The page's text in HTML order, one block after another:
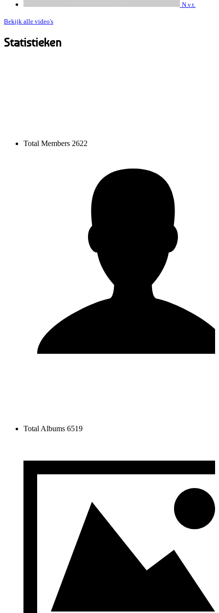
N.v.t.
Bekijk alle video's
Statistieken
Total Members 2622
Total Albums 6519